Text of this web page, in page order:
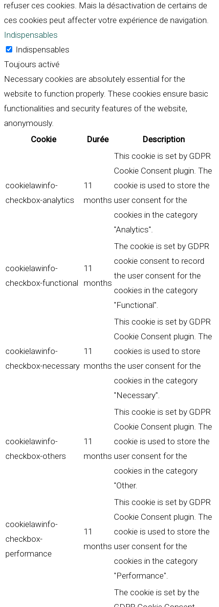
refuser ces cookies. Mais la désactivation de certains de
ces cookies peut affecter votre expérience de navigation.
Indispensables
Indispensables
Toujours activé
Necessary cookies are absolutely essential for the
website to function properly. These cookies ensure basic
functionalities and security features of the website,
anonymously.
Cookie
Durée Description
cookielawinfo-
checkbox-analytics
11
months
This cookie is set by GDPR
Cookie Consent plugin. The
cookie is used to store the
user consent for the
cookies in the category
"Analytics".
cookielawinfo-
checkbox-functional
11
months
The cookie is set by GDPR
cookie consent to record
the user consent for the
cookies in the category
"Functional".
cookielawinfo-
checkbox-necessary
11
months
This cookie is set by GDPR
Cookie Consent plugin. The
cookies is used to store
the user consent for the
cookies in the category
"Necessary".
cookielawinfo-
checkbox-others
11
months
This cookie is set by GDPR
Cookie Consent plugin. The
cookie is used to store the
user consent for the
cookies in the category
"Other.
cookielawinfo-
checkbox-
performance
11
months
This cookie is set by GDPR
Cookie Consent plugin. The
cookie is used to store the
user consent for the
cookies in the category
"Performance".
The cookie is set by the